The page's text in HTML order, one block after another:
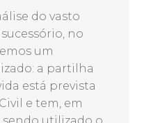
do vasto
no
um
a partilha
está prevista
e tem, em
sendo utilizado o